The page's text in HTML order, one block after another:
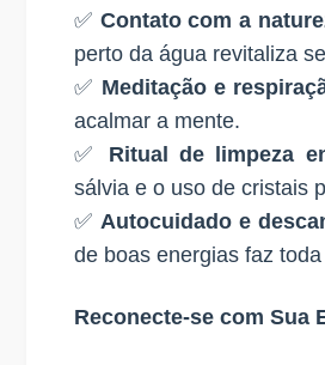
✅ Contato com a
perto da água revitaliza
✅ Meditação e
acalmar a mente.
✅ Ritual de limpeza
sálvia e o uso de cristais
✅ Autocuidado e
de boas energias faz
Reconecte-se com Sua